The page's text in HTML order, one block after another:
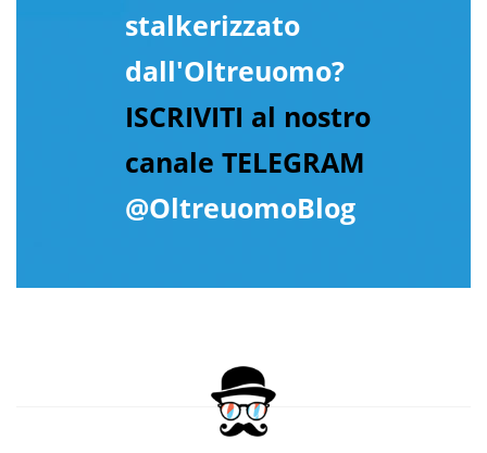
stalkerizzato
dall'Oltreuomo?
ISCRIVITI al nostro
canale TELEGRAM
@OltreuomoBlog